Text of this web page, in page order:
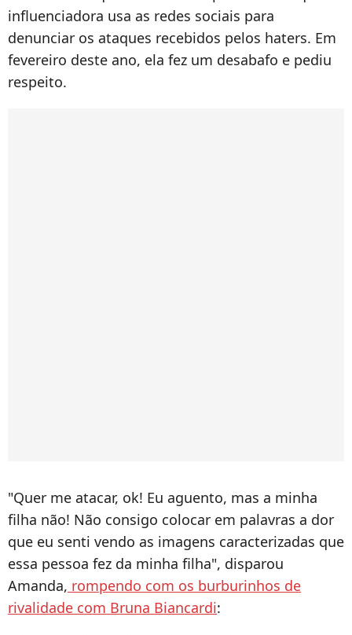
influenciadora usa as redes sociais para
denunciar os ataques recebidos pelos haters. Em
fevereiro deste ano, ela fez um desabafo e pediu
respeito.
"Quer me atacar, ok! Eu aguento, mas a minha
filha não! Não consigo colocar em palavras a dor
que eu senti vendo as imagens caracterizadas que
essa pessoa fez da minha filha", disparou
Amanda, rompendo com os burburinhos de
rivalidade com Bruna Biancardi: